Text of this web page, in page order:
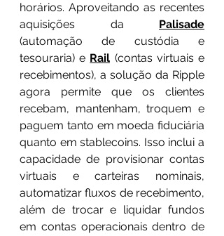
horários. Aproveitando as recentes
aquisições da Palisade
(automação de custódia e
tesouraria) e Rail (contas virtuais e
recebimentos), a solução da Ripple
agora permite que os clientes
recebam, mantenham, troquem e
paguem tanto em moeda fiduciária
quanto em stablecoins. Isso inclui a
capacidade de provisionar contas
virtuais e carteiras nominais,
automatizar fluxos de recebimento,
além de trocar e liquidar fundos
em contas operacionais dentro de